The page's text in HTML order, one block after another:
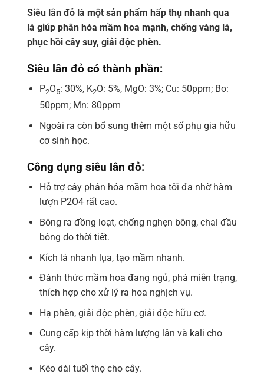
Siêu lân đỏ là một sản phẩm hấp thụ nhanh qua
lá giúp phân hóa mầm hoa mạnh, chống vàng lá,
phục hồi cây suy, giải độc phèn.
Siêu lân đỏ có thành phần:
P2O5: 30%, K2O: 5%, MgO: 3%; Cu: 50ppm; Bo:
50ppm; Mn: 80ppm
Ngoài ra còn bổ sung thêm một số phụ gia hữu
cơ sinh học.
Công dụng siêu lân đỏ:
Hỗ trợ cây phân hóa mầm hoa tối đa nhờ hàm
lượn P2O4 rất cao.
Bông ra đồng loạt, chống nghẹn bông, chai đầu
bông do thời tiết.
Kích lá nhanh lụa, tạo mầm nhanh.
Đánh thức mầm hoa đang ngủ, phá miên trạng,
thích hợp cho xử lý ra hoa nghịch vụ.
Hạ phèn, giải độc phèn, giải độc hữu cơ.
Cung cấp kịp thời hàm lượng lân và kali cho
cây.
Kéo dài tuối thọ cho cây.